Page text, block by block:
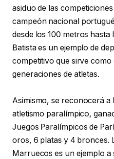
asiduo de las
campeón nacional
desde los 100 metros hasta
Batista es un ejemplo de
competitivo que sirve
generaciones de atletas.
Asimismo, se reconocerá
atletismo paralímpico,
Juegos Paralímpicos de
oros, 6 platas y 4 bronces.
Marruecos es un ejemplo